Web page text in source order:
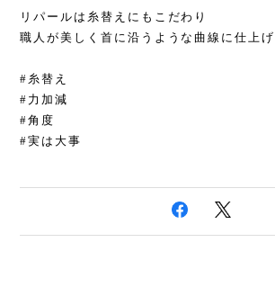
リパールは糸替えにもこだわり
職人が美しく首に沿うような曲線に仕上げ
#糸替え
#力加減
#角度
#実は大事